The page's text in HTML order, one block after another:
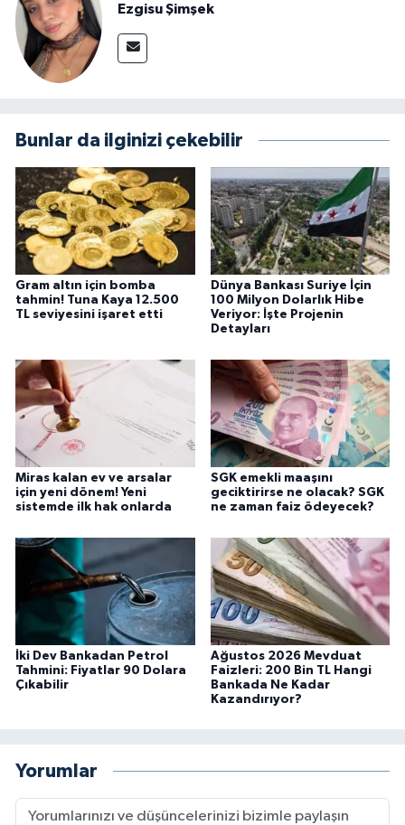
Ezgisu Şimşek
Bunlar da ilginizi çekebilir
Gram altın için bomba
tahmin! Tuna Kaya 12.500
TL seviyesini işaret etti
Dünya Bankası Suriye İçin
100 Milyon Dolarlık Hibe
Veriyor: İşte Projenin
Detayları
Miras kalan ev ve arsalar
için yeni dönem! Yeni
sistemde ilk hak onlarda
SGK emekli maaşını
geciktirirse ne olacak? SGK
ne zaman faiz ödeyecek?
İki Dev Bankadan Petrol
Tahmini: Fiyatlar 90 Dolara
Çıkabilir
Ağustos 2026 Mevduat
Faizleri: 200 Bin TL Hangi
Bankada Ne Kadar
Kazandırıyor?
Yorumlar